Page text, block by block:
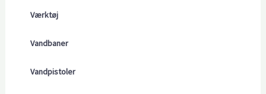
Værktøj
Vandbaner
Vandpistoler